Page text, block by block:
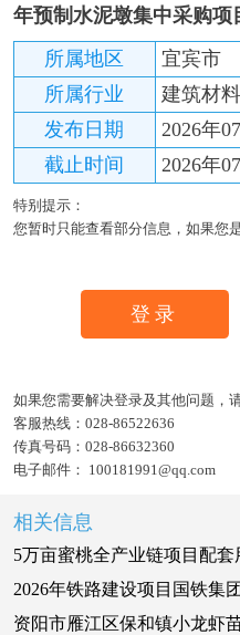
内江市
乐山市 自贡市
达州市
资阳市 眉山市
年预制水泥墩集中采购项
所属地区
宜宾市
所属行业
建筑材料
发布日期
2026年
截止时间
2026年
特别提示：
您暂时只能查看部分信息，如果您
登录
如果您需要解决登录及其他问题，
客服热线： 028-86522636
传真号码： 028-86632360
电子邮件： 100181991@qq.com
相关信息
资阳市雁江区保和镇小龙虾